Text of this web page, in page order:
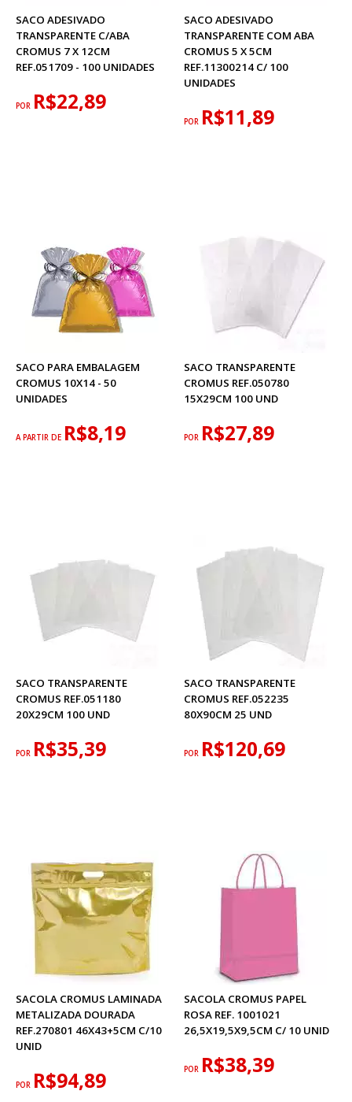
SACO ADESIVADO
TRANSPARENTE C/ABA
CROMUS 7 X 12CM
REF.051709 - 100 UNIDADES
POR R$22,89
SACO ADESIVADO
TRANSPARENTE COM ABA
CROMUS 5 X 5CM
REF.11300214 C/ 100
UNIDADES
POR R$11,89
SACO PARA EMBALAGEM
CROMUS 10X14 - 50
UNIDADES
A PARTIR DE R$8,19
SACO TRANSPARENTE
CROMUS REF.050780
15X29CM 100 UND
POR R$27,89
SACO TRANSPARENTE
CROMUS REF.051180
20X29CM 100 UND
POR R$35,39
SACO TRANSPARENTE
CROMUS REF.052235
80X90CM 25 UND
POR R$120,69
SACOLA CROMUS LAMINADA
METALIZADA DOURADA
REF.270801 46X43+5CM C/10
UNID
POR R$94,89
SACOLA CROMUS PAPEL
ROSA REF. 1001021
26,5X19,5X9,5CM C/ 10 UNID
POR R$38,39